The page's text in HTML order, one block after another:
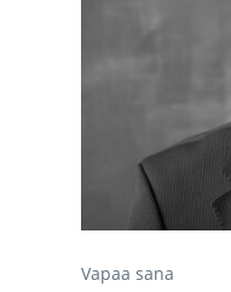
Vapaa sana